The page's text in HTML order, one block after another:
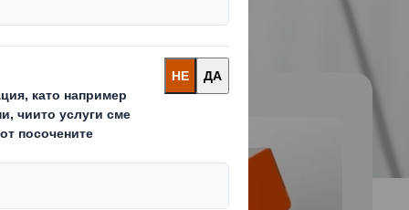
and next buttons to move between slides. Only